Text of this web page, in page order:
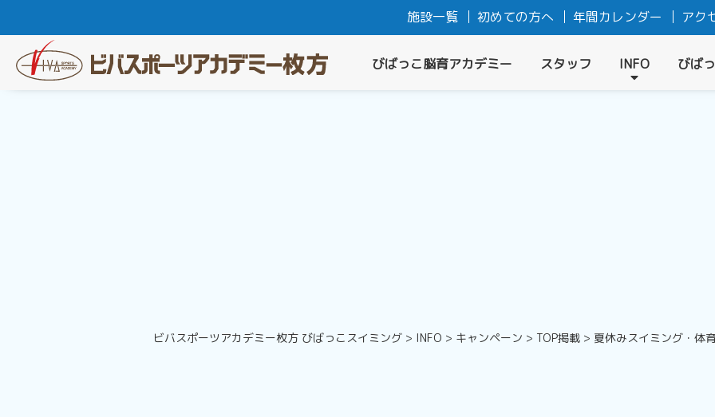
施設一覧 初めての方へ 年間カレンダー アク
びばっこ脳育アカデミー スタッフ INFO びば
ビバスポーツアカデミー枚方 びばっこスイミング > INFO > キャンペーン > TOP掲載 > 夏休みスイミング・体